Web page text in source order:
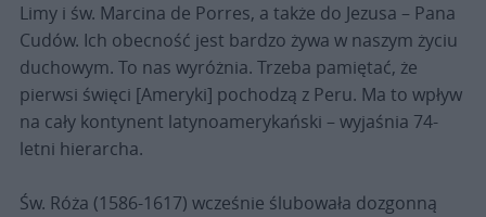
Limy i św. Marcina de Porres, a także do Jezusa – Pana
Cudów. Ich obecność jest bardzo żywa w naszym życiu
duchowym. To nas wyróżnia. Trzeba pamiętać, że
pierwsi święci [Ameryki] pochodzą z Peru. Ma to wpływ
na cały kontynent latynoamerykański – wyjaśnia 74-
letni hierarcha.
Św. Róża (1586-1617) wcześnie ślubowała dozgonną